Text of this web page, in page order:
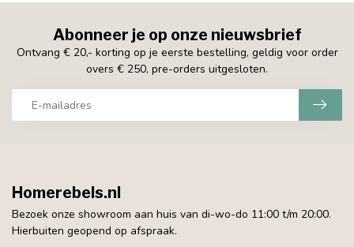
Abonneer je op onze nieuwsbrief
Ontvang € 20,- korting op je eerste bestelling, geldig voor order
overs € 250, pre-orders uitgesloten.
Homerebels.nl
Bezoek onze showroom aan huis van di-wo-do 11:00 t/m 20:00.
Hierbuiten geopend op afspraak.